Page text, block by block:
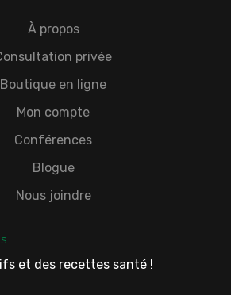
À propos
privée
Boutique en ligne
Mon compte
Conférences
Blogue
Nous joindre
et des recettes santé !